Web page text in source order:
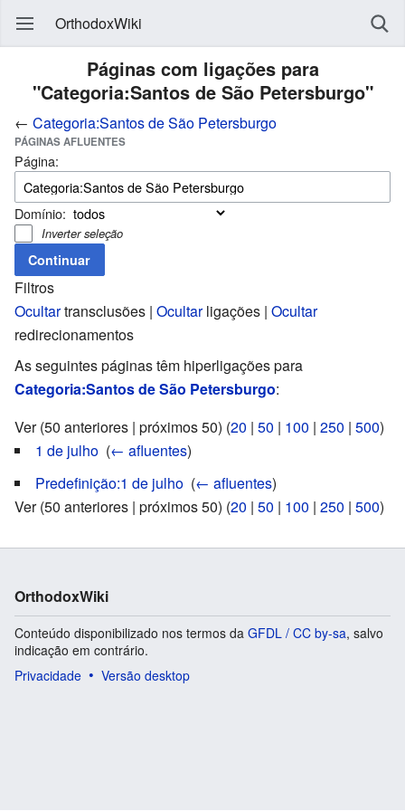
OrthodoxWiki
Páginas com ligações para
"Categoria:Santos de São Petersburgo"
← Categoria:Santos de São Petersburgo
PÁGINAS AFLUENTES
Página:
Domínio:
Inverter seleção
Filtros
Ocultartransclusões | Ocultarligações | Ocultar
redirecionamentos
As seguintes páginas têm hiperligações para
Categoria:Santos de São Petersburgo:
Ver (50 anteriores | próximos 50) (20 | 50 | 100 | 250 | 500)
1 de julho (← afluentes)
Predefinição:1 de julho (← afluentes)
Ver (50 anteriores | próximos 50) (20 | 50 | 100 | 250 | 500)
OrthodoxWiki
Conteúdo disponibilizado nos termos da GFDL / CC by-sa, salvo
indicação em contrário.
Privacidade
Versão desktop